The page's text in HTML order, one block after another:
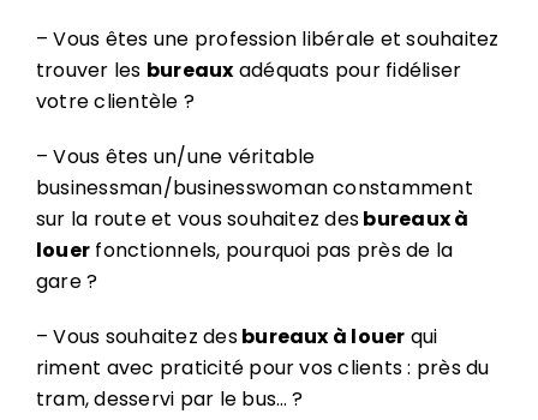
– Vous êtes une profession libérale et souhaitez
trouver les bureaux adéquats pour fidéliser
votre clientèle ?
– Vous êtes un/une véritable
businessman/businesswoman constamment
sur la route et vous souhaitez desbureaux à
louer fonctionnels, pourquoi pas près de la
gare ?
– Vous souhaitez desbureaux à louer qui
riment avec praticité pour vos clients : près du
tram, desservi par le bus… ?